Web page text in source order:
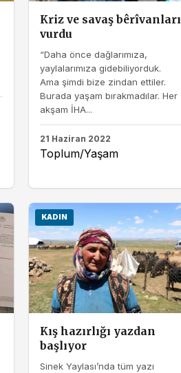
Kriz ve savaş bêrîvanları
vurdu
“Daha önce dağlarımıza,
yaylalarımıza gidebiliyorduk.
Ama şimdi bize zindan ettiler.
Burada yaşam bırakmadılar. Her
akşam İHA...
21 Haziran 2022
Toplum/Yaşam
KADIN
Kış hazırlığı yazdan
başlıyor
Sinek Yaylası’nda tüm yazı